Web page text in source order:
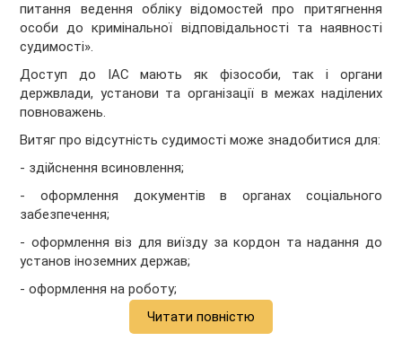
питання ведення обліку відомостей про притягнення
особи до кримінальної відповідальності та наявності
судимості».
Доступ до ІАС мають як фізособи, так і органи
держвлади, установи та організації в межах наділених
повноважень.
Витяг про відсутність судимості може знадобитися для:
- здійснення всиновлення;
- оформлення документів в органах соціального
забезпечення;
- оформлення віз для виїзду за кордон та надання до
установ іноземних держав;
- оформлення на роботу;
Читати повністю